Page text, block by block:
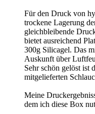
Für den Druck von
trockene Lagerung
gleichbleibende
bietet ausreichend
300g Silicagel. Das
Auskunft über
Sehr schön gelöst ist
mitgelieferten
Meine
dem ich diese Box